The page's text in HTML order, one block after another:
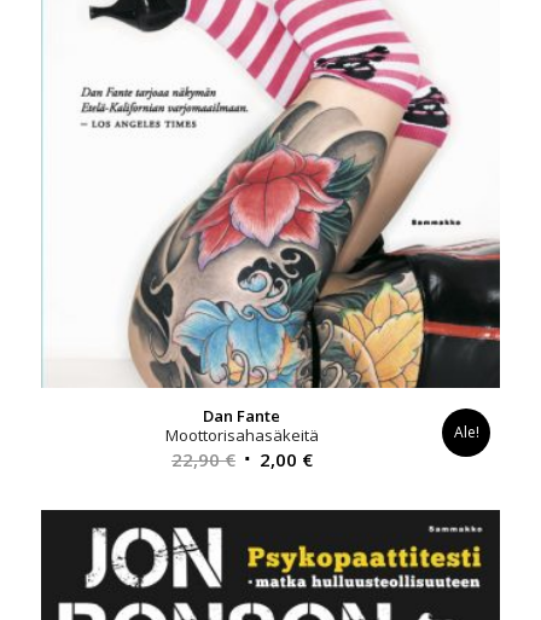
Dan Fante
Moottorisahasäkeitä
22,90€ Alkuperäinen
oli:
22,90 €.
2,00 €Nykyinen
on:
2,00 €.
Ale!